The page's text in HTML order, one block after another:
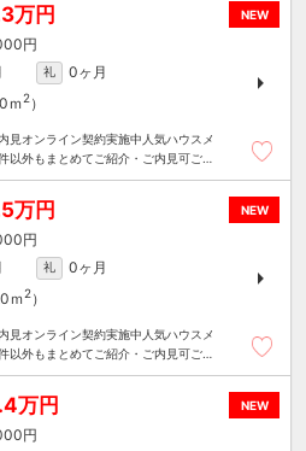
NEW
万円
円
礼
0ヶ月
ｍ 2）
見オンライン契約実施中人気ハウスメ
外もまとめてご紹介・ご内見可ご予
NEW
万円
円
礼
0ヶ月
ｍ 2）
見オンライン契約実施中人気ハウスメ
外もまとめてご紹介・ご内見可ご予
NEW
万円
円